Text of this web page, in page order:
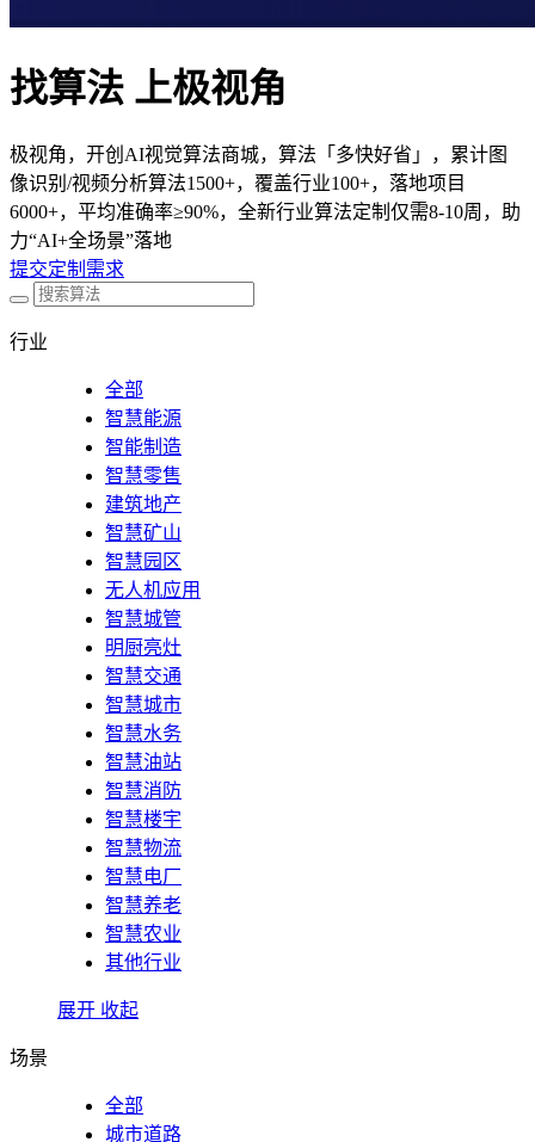
找算法 上极视角
极视角，开创AI视觉算法商城，算法「多快好省」，累计图
像识别/视频分析算法1500+，覆盖行业100+，落地项目
6000+，平均准确率≥90%，全新行业算法定制仅需8-10周，助
力“AI+全场景”落地
提交定制需求
行业
全部
智慧能源
智能制造
智慧零售
建筑地产
智慧矿山
智慧园区
无人机应用
智慧城管
明厨亮灶
智慧交通
智慧城市
智慧水务
智慧油站
智慧消防
智慧楼宇
智慧物流
智慧电厂
智慧养老
智慧农业
其他行业
展开 收起
场景
全部
城市道路